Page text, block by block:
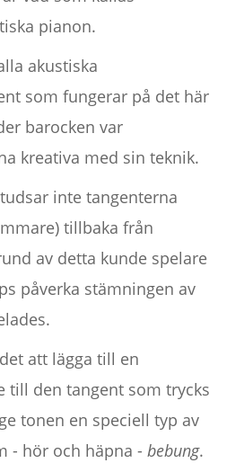
pianon.
akustiska
som fungerar på det här
barocken var
kreativa med sin teknik.
inte tangenterna
tillbaka från
av detta kunde spelare
påverka stämningen av
att lägga till en
till den tangent som trycks
tonen en speciell typ av
- hör och häpna - bebung.